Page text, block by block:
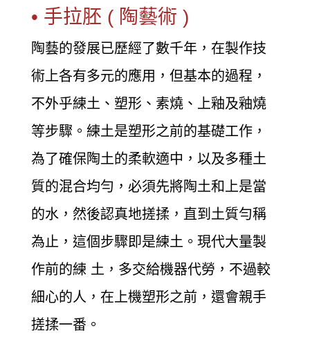
• 手拉胚 ( 陶藝術 )
陶藝的發展已歷經了數千年，在製作技
術上各有多元的應用，但基本的過程，
不外乎練土、塑形、素燒、上釉及釉燒
等步驟。練土是塑形之前的基礎工作，
為了確保陶土的柔軟適中，以及多種土
質的混合均勻，必須先將陶土和上是當
的水，然後認真地搓揉，直到土質勻稱
為止，這個步驟即是練土。現代大量製
作前的練 土，多交給機器代勞，不過較
細心的人，在上機塑形之前，還會親手
搓揉一番。